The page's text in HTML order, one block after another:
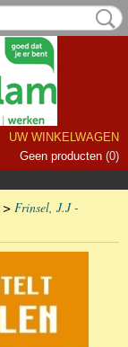
UW WINKELWAGEN
Geen producten (0)
> Frinsel, J.J -